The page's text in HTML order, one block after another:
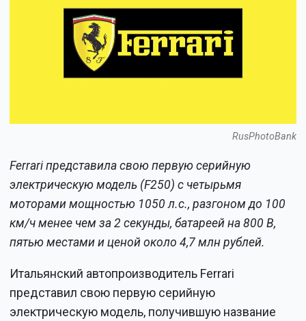
RusPhotoBank
Ferrari представила свою первую серийную
электрическую модель (F250) с четырьмя
моторами мощностью 1050 л.с., разгоном до 100
км/ч менее чем за 2 секунды, батареей на 800 В,
пятью местами и ценой около 4,7 млн рублей.
Итальянский автопроизводитель Ferrari
представил свою первую серийную
электрическую модель, получившую название